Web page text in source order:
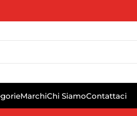
MarchiChi SiamoContattaci